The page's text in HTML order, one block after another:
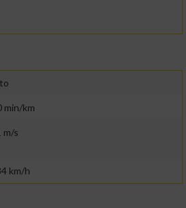
min/km
m/s
km/h